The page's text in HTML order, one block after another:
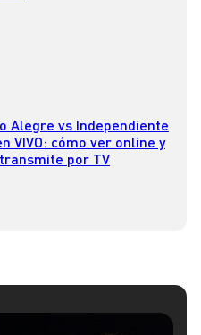
Alegre vs Independiente
VIVO: cómo ver online y
por TV